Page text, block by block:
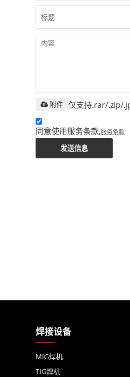
仅支持.rar/.zip/
附件
同意使用服务条款,服务条款
发送信息
焊接设备
MIG焊机
TIG焊机